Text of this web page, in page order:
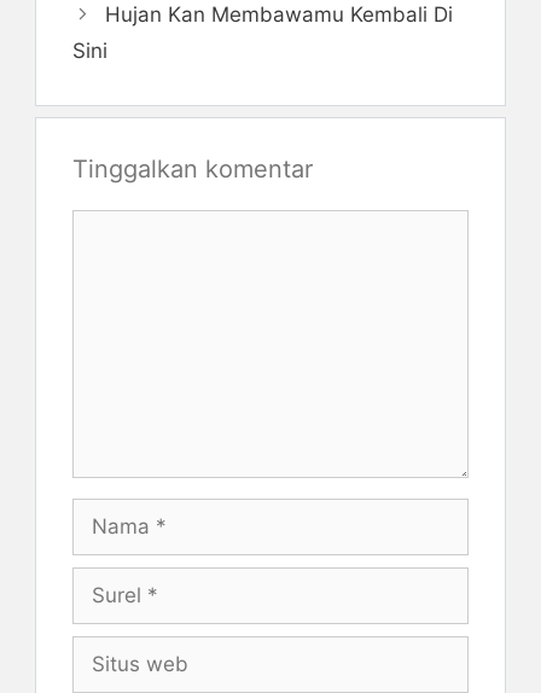
Hujan Kan Membawamu Kembali Di
Sini
Tinggalkan komentar
web